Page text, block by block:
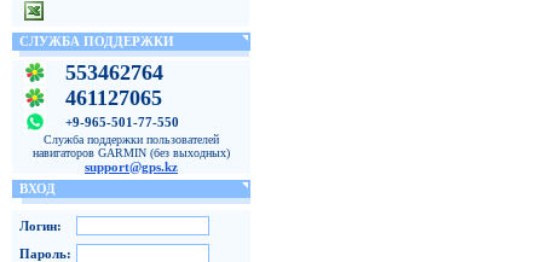
СЛУЖБА ПОДДЕРЖКИ
553462764
461127065
+9-965-501-77-550
Служба поддержки пользователей
навигаторов GARMIN (без выходных)
support@gps.kz
ВХОД
Логин:
Пароль: